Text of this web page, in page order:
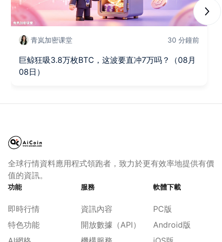
青岚加密课堂 30 分鐘前
巨鲸狂吸3.8万枚BTC，这波要直冲7万吗？（08月
08日）
全球行情資料應用程式領跑者，致力於更有效率地提供有價
值的資訊。
功能
即時行情
特色功能
服務
資訊內容
開放數據（API）
軟體下載
PC版
Android版